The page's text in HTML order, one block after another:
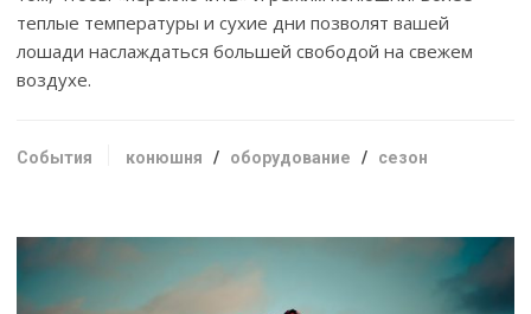
теплые температуры и сухие дни позволят вашей
лошади наслаждаться большей свободой на свежем
воздухе.
События конюшня / оборудование / сезон